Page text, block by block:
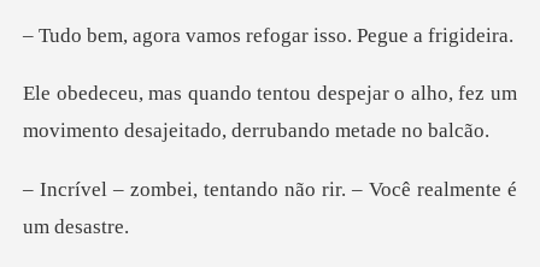
amos refogar isso.
ejar o alho, fez um
movimento desaje
ntando não rir. – Você